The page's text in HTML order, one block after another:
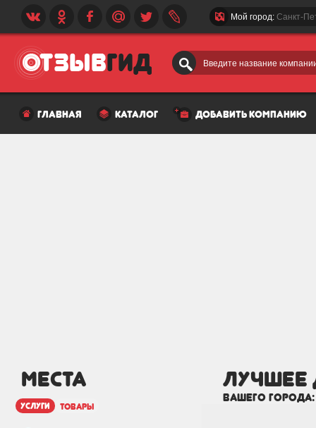
Введите название
Мой город: Санкт-
главная каталог добавить компанию
МЕСТА
услуги товары
лучшее
вашего